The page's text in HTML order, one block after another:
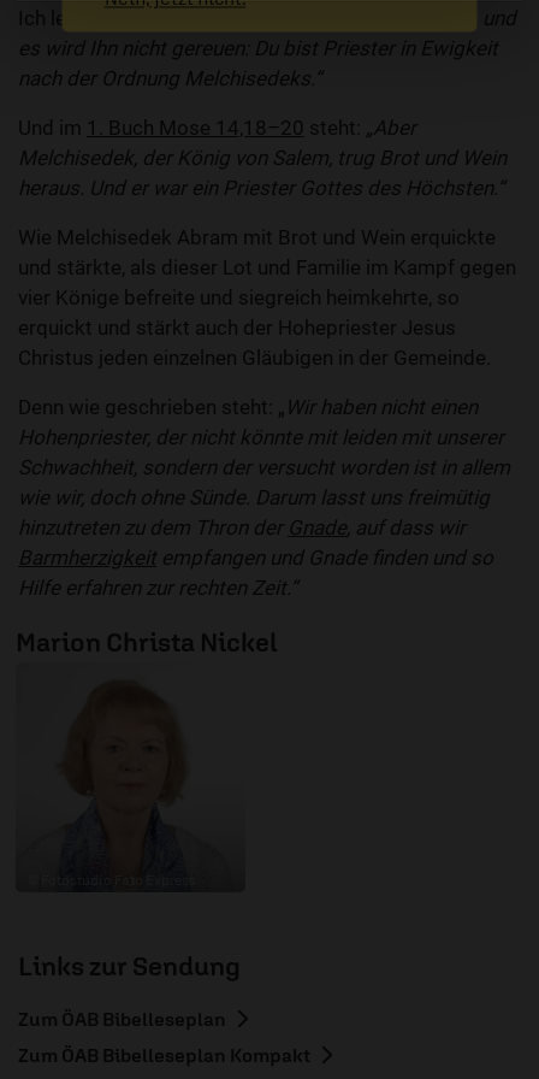
Ich lese in
Der Herr hat geschworen, und
es wird Ihn nicht gereuen: Du bist Priester in Ewigkeit
nach der Ordnung Melchisedeks.“
Und im 1. Buch Mose 14,18–20 steht: „Aber
Melchisedek, der König von Salem, trug Brot und Wein
heraus. Und er war ein Priester Gottes des Höchsten.“
Wie Melchisedek Abram mit Brot und Wein erquickte
und stärkte, als dieser Lot und Familie im Kampf gegen
vier Könige befreite und siegreich heimkehrte, so
erquickt und stärkt auch der Hohepriester Jesus
Christus jeden einzelnen Gläubigen in der Gemeinde.
Denn wie geschrieben steht: „ Wir haben nicht einen
Hohenpriester, der nicht könnte mit leiden mit unserer
Schwachheit, sondern der versucht worden ist in allem
wie wir, doch ohne Sünde. Darum lasst uns freimütig
hinzutreten zu dem Thron der Gnade , auf dass wir
Barmherzigkeitempfangen und Gnade finden und so
Hilfe erfahren zur rechten Zeit.“
Marion Christa Nickel
Links zur Sendung
Zum ÖAB Bibelleseplan
Zum ÖAB Bibelleseplan Kompakt